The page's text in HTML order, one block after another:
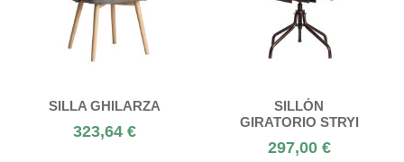
SILLA GHILARZA
323,64 €
SILLÓN
GIRATORIO STRYI
297,00 €